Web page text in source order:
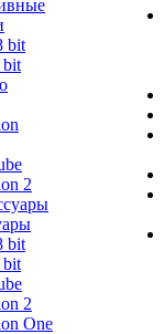
bit
bit
2
bit
bit
2
One